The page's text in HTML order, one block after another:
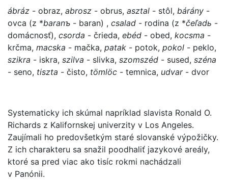
ábráz - obraz, abrosz - obrus, asztal - stôl, bárány -
ovca (z *baranъ - baran) , csalad - rodina (z *čeľadь -
domácnosť), csorda - črieda, ebéd - obed, kocsma -
krčma, macska - mačka, patak - potok, pokol - peklo,
szikra - iskra, szilva - slivka, szomszéd - sused, széna
- seno, tiszta - čisto, tömlöc - temnica, udvar- dvor
Systematicky ich skúmal napríklad slavista Ronald O.
Richards z Kalifornskej univerzity v Los Angeles.
Zaujímali ho predovšetkým staré slovanské výpožičky.
Z ich charakteru sa snažil poodhaliť jazykové areály,
ktoré sa pred viac ako tisíc rokmi nachádzali
v Panónii.